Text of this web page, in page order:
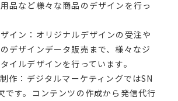
品など様々な商品のデザインを行っ
イン：オリジナルデザインの受注や
デザインデータ販売まで、様々なジ
イルデザインを行っています。
作：デジタルマーケティングではSN
です。コンテンツの作成から発信代行